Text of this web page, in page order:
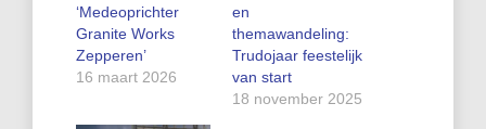
‘Medeoprichter
Granite Works
Zepperen’
16 maart 2026
en
themawandeling:
Trudojaar feestelijk
van start
18 november 2025